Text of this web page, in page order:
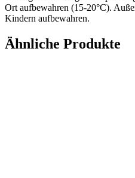
Ort aufbewahren (15-20°C).
Kindern aufbewahren.
Ähnliche Produkte